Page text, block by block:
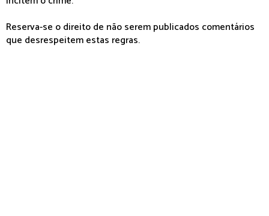
Reserva-se o direito de não serem publicados comentários
que desrespeitem estas regras.